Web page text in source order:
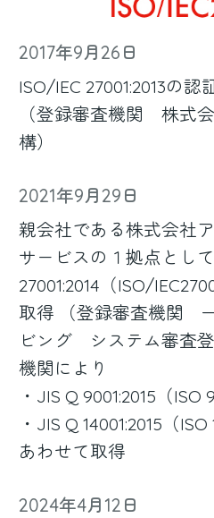
2017年9月26日
ISO/IEC 27001:2013の認
（登録審査機関 株式
構）
2021年9月29日
親会社である株式会社
サービスの１拠点とし
27001:2014（ISO/
取得 （登録審査機関
ビング システム審査
機関により
・JIS Q 9001:2015（ISO
・JIS Q 14001:2015（
あわせて取得
2024年4月12日